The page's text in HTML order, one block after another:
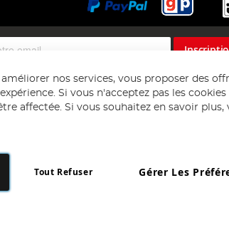
- 2026AD NL B.V . Tous droits réservés.
nos services, vous proposer des
Si vous n'acceptez pas les
affectée. Si vous souhaitez en savoir plus,
Gérer Les
Tout Refuser